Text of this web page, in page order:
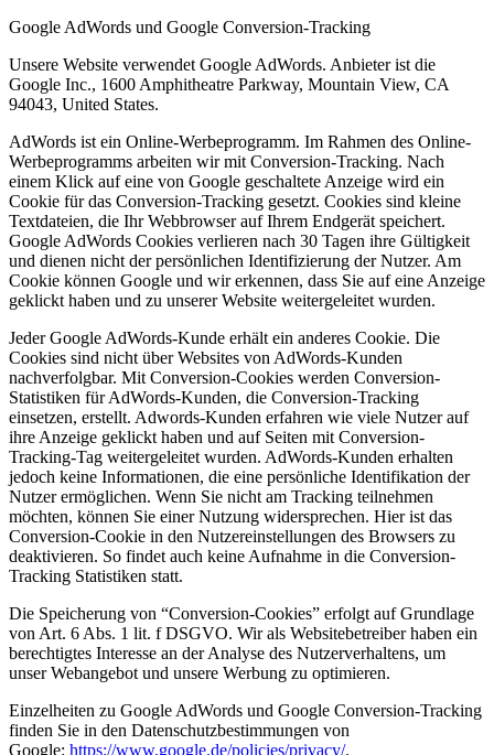
Google AdWords und Google Conversion-Tracking
Unsere Website verwendet Google AdWords. Anbieter ist die
Google Inc., 1600 Amphitheatre Parkway, Mountain View, CA
94043, United States.
AdWords ist ein Online-Werbeprogramm. Im Rahmen des Online-
Werbeprogramms arbeiten wir mit Conversion-Tracking. Nach
einem Klick auf eine von Google geschaltete Anzeige wird ein
Cookie für das Conversion-Tracking gesetzt. Cookies sind kleine
Textdateien, die Ihr Webbrowser auf Ihrem Endgerät speichert.
Google AdWords Cookies verlieren nach 30 Tagen ihre Gültigkeit
und dienen nicht der persönlichen Identifizierung der Nutzer. Am
Cookie können Google und wir erkennen, dass Sie auf eine Anzeige
geklickt haben und zu unserer Website weitergeleitet wurden.
Jeder Google AdWords-Kunde erhält ein anderes Cookie. Die
Cookies sind nicht über Websites von AdWords-Kunden
nachverfolgbar. Mit Conversion-Cookies werden Conversion-
Statistiken für AdWords-Kunden, die Conversion-Tracking
einsetzen, erstellt. Adwords-Kunden erfahren wie viele Nutzer auf
ihre Anzeige geklickt haben und auf Seiten mit Conversion-
Tracking-Tag weitergeleitet wurden. AdWords-Kunden erhalten
jedoch keine Informationen, die eine persönliche Identifikation der
Nutzer ermöglichen. Wenn Sie nicht am Tracking teilnehmen
möchten, können Sie einer Nutzung widersprechen. Hier ist das
Conversion-Cookie in den Nutzereinstellungen des Browsers zu
deaktivieren. So findet auch keine Aufnahme in die Conversion-
Tracking Statistiken statt.
Die Speicherung von “Conversion-Cookies” erfolgt auf Grundlage
von Art. 6 Abs. 1 lit. f DSGVO. Wir als Websitebetreiber haben ein
berechtigtes Interesse an der Analyse des Nutzerverhaltens, um
unser Webangebot und unsere Werbung zu optimieren.
Einzelheiten zu Google AdWords und Google Conversion-Tracking
finden Sie in den Datenschutzbestimmungen von
Google: https://www.google.de/policies/privacy/.